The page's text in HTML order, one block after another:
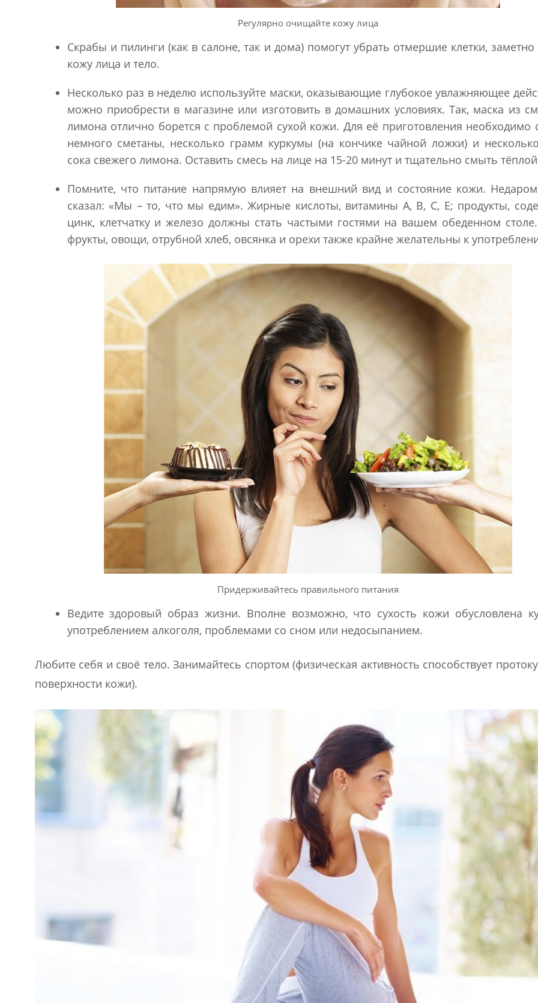
Регулярно очищайте кожу лица
Скрабы и пилинги (как в салоне, так и дома) помогут убрать отмершие клетки, заметно
кожу лица и тело.
Несколько раз в неделю используйте маски, оказывающие глубокое увлажняющее
можно приобрести в магазине или изготовить в домашних условиях. Так, маска из
лимона отлично борется с проблемой сухой кожи. Для её приготовления необходимо
немного сметаны, несколько грамм куркумы (на кончике чайной ложки) и
сока свежего лимона. Оставить смесь на лице на 15-20 минут и тщательно смыть
Помните, что питание напрямую влияет на внешний вид и состояние кожи.
сказал: «Мы – то, что мы едим». Жирные кислоты, витамины А, В, С, Е; продукты,
цинк, клетчатку и железо должны стать частыми гостями на вашем обеденном
фрукты, овощи, отрубной хлеб, овсянка и орехи также крайне желательны к
Придерживайтесь правильного питания
Ведите здоровый образ жизни. Вполне возможно, что сухость кожи обусловлена
употреблением алкоголя, проблемами со сном или недосыпанием.
Любите себя и своё тело. Занимайтесь спортом (физическая активность способствует
поверхности кожи).